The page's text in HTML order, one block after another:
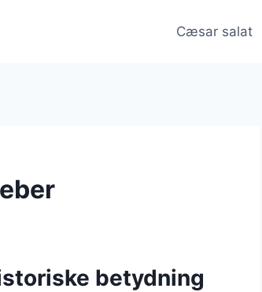
Cæsar salat
betydning